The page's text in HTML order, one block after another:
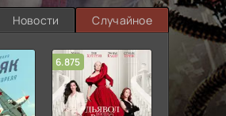
Новости Случайное
6.875 6.314